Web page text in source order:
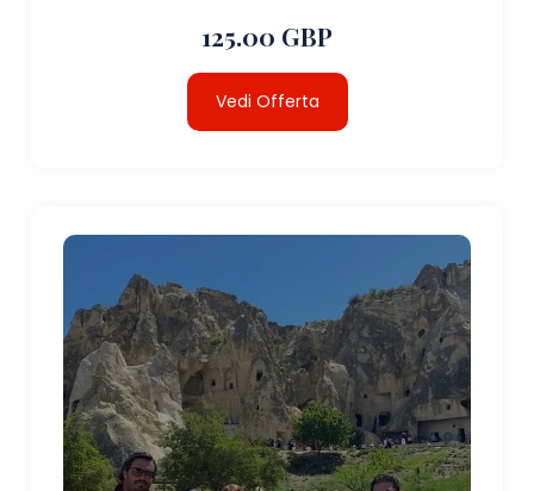
125.00 GBP
Vedi Offerta